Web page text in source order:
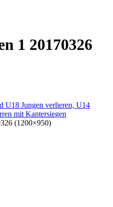
1 20170326
U18 Jungen verlieren, U14
mit Kantersiegen
(1200×950)